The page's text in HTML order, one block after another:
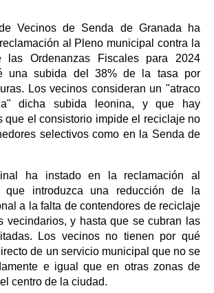
Vecinos de Senda de Granada ha
al Pleno municipal contra la
las Ordenanzas Fiscales para 2024
una subida del 38% de la tasa por
Los vecinos consideran un "atraco
dicha subida leonina, y que hay
que el consistorio impide el reciclaje no
selectivos como en la Senda de
ha instado en la reclamación al
que introduzca una reducción de la
a la falta de contendores de reciclaje
vecindarios, y hasta que se cubran las
Los vecinos no tienen por qué
de un servicio municipal que no se
e igual que en otras zonas de
centro de la ciudad.